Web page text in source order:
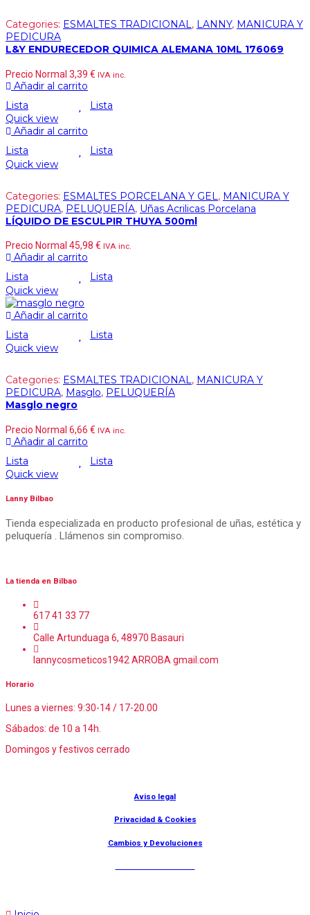
Categories: ESMALTES TRADICIONAL, LANNY, MANICURA Y
PEDICURA
L&Y ENDURECEDOR QUIMICA ALEMANA 10ML 176069
Precio Normal 3,39 € IVA inc.
Añadir al carrito
Lista
Lista
Quick view
Añadir al carrito
Lista
Lista
Quick view
Categories: ESMALTES PORCELANA Y GEL, MANICURA Y
PEDICURA, PELUQUERÍA, Uñas Acrilicas Porcelana
LÍQUIDO DE ESCULPIR THUYA 500ml
Precio Normal 45,98 € IVA inc.
Añadir al carrito
Lista
Lista
Quick view
Añadir al carrito
Lista
Lista
Quick view
Categories: ESMALTES TRADICIONAL, MANICURA Y
PEDICURA, Masglo, PELUQUERÍA
Masglo negro
Precio Normal 6,66 € IVA inc.
Añadir al carrito
Lista
Lista
Quick view
Lanny Bilbao
Tienda especializada en producto profesional de uñas, estética y
peluquería . Llámenos sin compromiso.
La tienda en Bilbao
617 41 33 77
Calle Artunduaga 6, 48970 Basauri
lannycosmeticos1942 ARROBA gmail.com
Horario
Lunes a viernes: 9:30-14 / 17-20.00
Sábados: de 10 a 14h.
Domingos y festivos cerrado
Aviso legal
Privacidad & Cookies
Cambios y Devoluciones